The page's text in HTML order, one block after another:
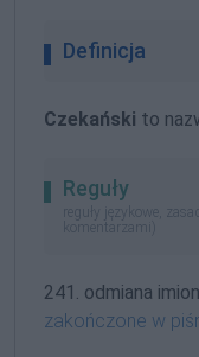
Definicja
Czekański to
Reguły
reguły językowe,
komentarzami)
241. odmiana
zakończone w